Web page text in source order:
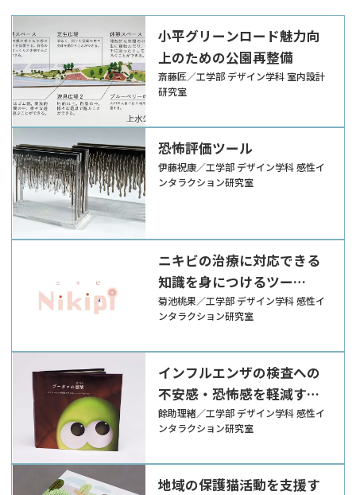
小平グリーンロード魅力向
上のための公園再整備
斎藤匠／工学部 デザイン学科 室内設計
研究室
恐怖評価ツール
伊藤祝康／工学部 デザイン学科 感性イ
ンタラクション研究室
ニキビの治療に対応できる
知識を身につけるツー
ル“Nikipi”
菊池桃果／工学部 デザイン学科 感性イ
ンタラクション研究室
インフルエンザの検査への
不安感・恐怖感を軽減する
プレパレーションツール
餘助理緒／工学部 デザイン学科 感性イ
ンタラクション研究室
地域の保護猫活動を支援す